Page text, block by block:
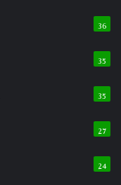
36
35
35
27
24